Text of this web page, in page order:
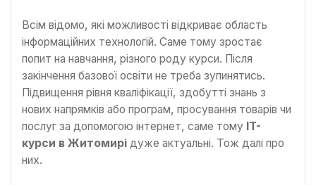
Всім відомо, які можливості відкриває область
інформаційних технологій. Саме тому зростає
попит на навчання, різного роду курси. Після
закінчення базової освіти не треба зупинятись.
Підвищення рівня кваліфікації, здобутті знань з
нових напрямків або програм, просування товарів чи
послуг за допомогою інтернет, саме тому IT-
курси в Житомирі дуже актуальні. Тож далі про
них.